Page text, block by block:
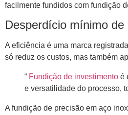
facilmente fundidos com fundição
Desperdício mínimo de
A eficiência é uma marca
só reduz os custos, mas também
“ Fundição de investimento é
e versatilidade do processo,
A fundição de precisão em aço